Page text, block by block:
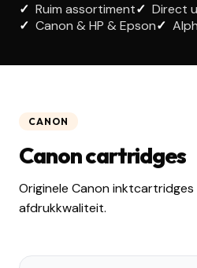
Ruim assortiment
Direct
Canon & HP & Epson
CANON
Canon cartridges
Originele Canon
afdrukkwaliteit.